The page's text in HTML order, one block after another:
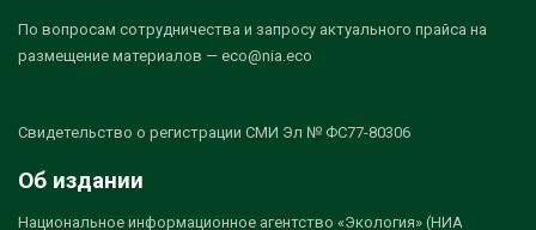
По вопросам сотрудничества и запросу актуального прайса на
размещение материалов — eco@nia.eco
Свидетельство о регистрации СМИ Эл № ФС77-80306
Об издании
Национальное информационное агентство «Экология» (НИА